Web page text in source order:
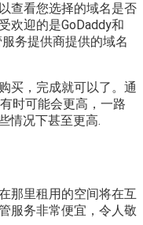
查看您选择的域名是否
欢迎的是GoDaddy和
务提供商提供的域名
买，完成就可以了。通
时可能会更高，一路
情况下甚至更高.
那里租用的空间将在互
服务非常便宜，令人敬